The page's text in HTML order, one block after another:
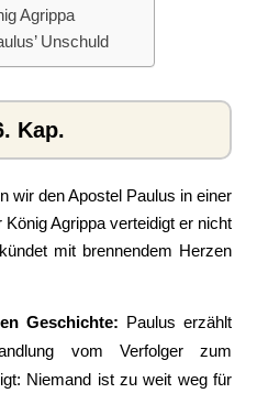
Agrippa
Unschuld
Kap.
wir den Apostel Paulus in einer
Agrippa verteidigt er nicht
mit brennendem Herzen
Geschichte: Paulus erzählt
vom Verfolger zum
Niemand ist zu weit weg für